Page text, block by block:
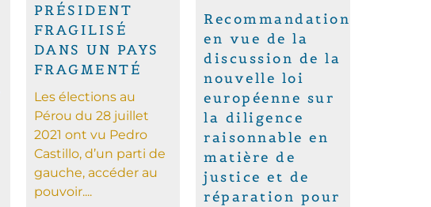
PRÉSIDENT
FRAGILISÉ
DANS UN PAYS
FRAGMENTÉ
Les élections au
Pérou du 28 juillet
2021 ont vu Pedro
Castillo, d’un parti de
gauche, accéder au
pouvoir....
Recommandations
en vue de la
discussion de la
nouvelle loi
européenne sur
la diligence
raisonnable en
matière de
justice et de
réparation pour